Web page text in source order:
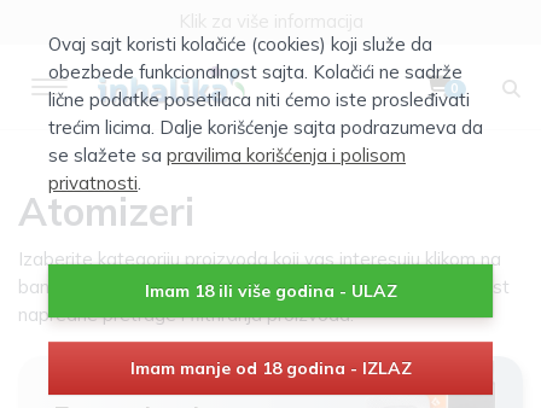
0
Atomizeri
Izaberite kategoriju proizvoda koji vas interesuju klikom na
baner te kategorije. Nakon toga Vam se otvara mogućnost
napredne pretrage i filtriranja proizvoda.
Ovaj sajt koristi kolačiće (cookies) koji služe da
obezbede funkcionalnost sajta. Kolačići ne sadrže
lične podatke posetilaca niti ćemo iste prosleđivati
trećim licima. Dalje korišćenje sajta podrazumeva da
se slažete sa pravilima korišćenja i polisom
privatnosti.
Imam 18 ili više godina - ULAZ
Imam manje od 18 godina - IZLAZ